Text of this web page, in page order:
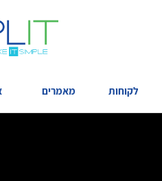
לקוחות מאמרים